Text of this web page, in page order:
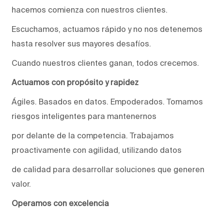
hacemos comienza con nuestros clientes.
Escuchamos, actuamos rápido y no nos detenemos
hasta resolver sus mayores desafíos.
Cuando nuestros clientes ganan, todos crecemos.
Actuamos con propósito y rapidez
Ágiles. Basados en datos. Empoderados. Tomamos
riesgos inteligentes para mantenernos
por delante de la competencia. Trabajamos
proactivamente con agilidad, utilizando datos
de calidad para desarrollar soluciones que generen
valor.
Operamos con excelencia